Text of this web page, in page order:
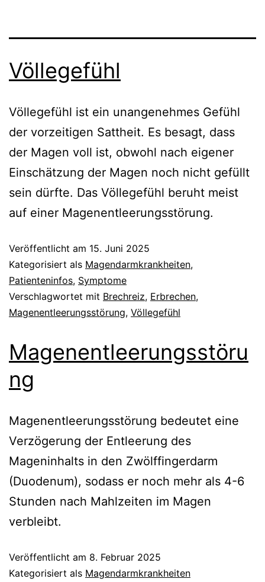
Völlegefühl
Völlegefühl ist ein unangenehmes Gefühl
der vorzeitigen Sattheit. Es besagt, dass
der Magen voll ist, obwohl nach eigener
Einschätzung der Magen noch nicht gefüllt
sein dürfte. Das Völlegefühl beruht meist
auf einer Magenentleerungsstörung.
Veröffentlicht am 15. Juni 2025
Kategorisiert als Magendarmkrankheiten,
Patienteninfos, Symptome
Verschlagwortet mit Brechreiz, Erbrechen,
Magenentleerungsstörung, Völlegefühl
Magenentleerungsstöru
ng
Magenentleerungsstörung bedeutet eine
Verzögerung der Entleerung des
Mageninhalts in den Zwölffingerdarm
(Duodenum), sodass er noch mehr als 4-6
Stunden nach Mahlzeiten im Magen
verbleibt.
Veröffentlicht am 8. Februar 2025
Kategorisiert als Magendarmkrankheiten